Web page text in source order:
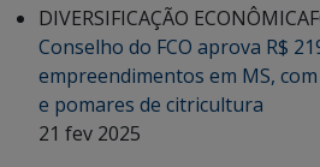
DIVERSIFICAÇÃO ECONÔMICA
Conselho do FCO aprova R$
empreendimentos em MS,
e pomares de citricultura
21 fev 2025